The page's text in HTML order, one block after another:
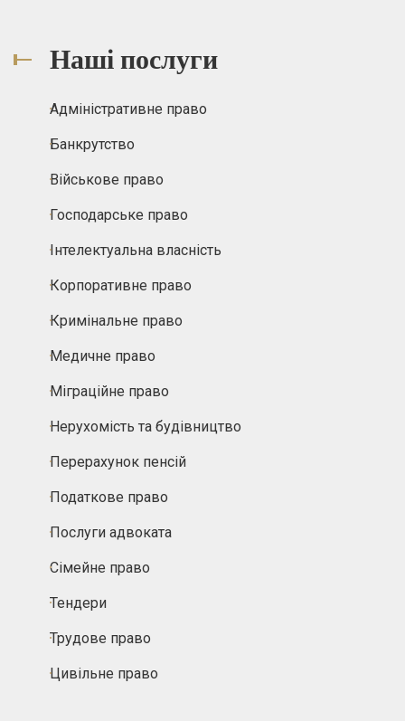
Наші послуги
Адміністративне право
Банкрутство
Військове право
Господарське право
Інтелектуальна власність
Корпоративне право
Кримінальне право
Медичне право
Міграційне право
Нерухомість та будівництво
Перерахунок пенсій
Податкове право
Послуги адвоката
Сімейне право
Тендери
Трудове право
Цивільне право